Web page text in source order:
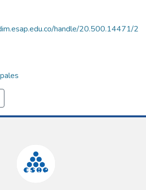
handle/20.500.14471/2